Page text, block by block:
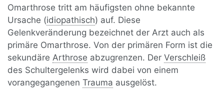
Omarthrose tritt am häufigsten ohne bekannte
Ursache (idiopathisch) auf. Diese
Gelenkveränderung bezeichnet der Arzt auch als
primäre Omarthrose. Von der primären Form ist die
sekundäreArthrose abzugrenzen. DerVerschleiß
des Schultergelenks wird dabei von einem
vorangegangenenTrauma ausgelöst.